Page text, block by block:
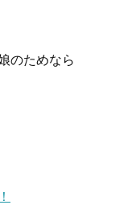
のためなら